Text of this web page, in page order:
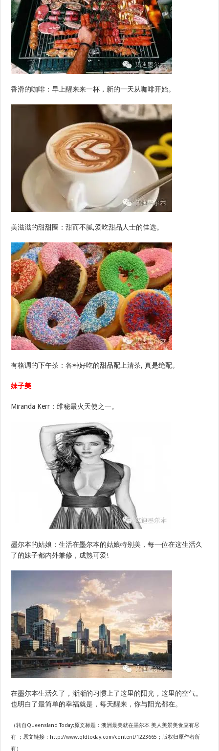
香滑的咖啡：早上醒来来一杯，新的一天从咖啡开始。
美滋滋的甜甜圈：甜而不腻,爱吃甜品人士的佳选。
有格调的下午茶：各种好吃的甜品配上清茶, 真是绝配。
妹子美
Miranda Kerr：维秘最火天使之一。
墨尔本的姑娘：生活在墨尔本的姑娘特别美，每一位在这生活久
了的妹子都内外兼修，成熟可爱!
在墨尔本生活久了，渐渐的习惯上了这里的阳光，这里的空气。
也明白了最简单的幸福就是，每天醒来，你与阳光都在。
（转自Queensland Today;原文标题：澳洲最美就在墨尔本 美人美景美食应有尽
有 ；原文链接：http://www.qldtoday.com/content/1223665；版权归原作者所
有）